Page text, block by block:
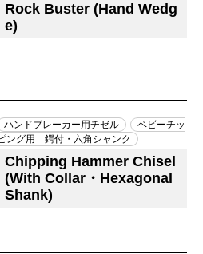
Rock Buster (Hand Wedg
e)
ハンドブレーカー用チゼル
ベビーチッ
ング用 鍔付・六角シャンク
Chipping Hammer Chisel
(With Collar・Hexagonal
Shank)